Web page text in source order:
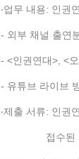
‧업무 내용: 인권
- 외부 채널 출연
- <인권연대>, <
- 유튜브 라이브
‧제출 서류: 인권
접수된 서류